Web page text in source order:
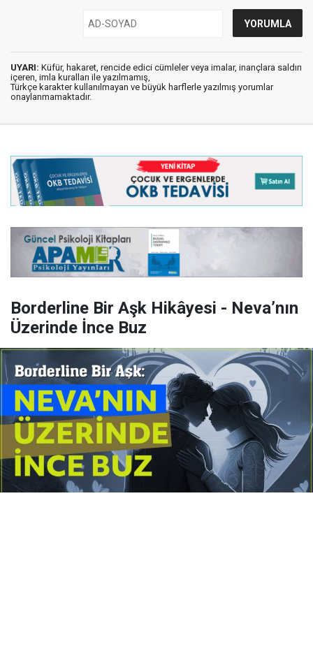
UYARI: Küfür, hakaret, rencide edici cümleler veya imalar, inançlara saldırı
içeren, imla kuralları ile yazılmamış,
Türkçe karakter kullanılmayan ve büyük harflerle yazılmış yorumlar
onaylanmamaktadır.
Borderline Bir Aşk Hikâyesi - Neva’nın
Üzerinde İnce Buz